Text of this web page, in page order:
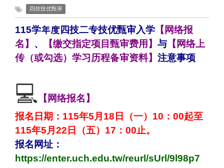
四技技优甄审
115学年度四技二专技优甄审入学 【网络报
名】 、 【缴交指定项目甄审费用】 与 【网络上
传（或勾选）学习历程备审资料】 注意事项
💻 【网络报名】
报名日期：115年5月18日（一）10：00起至
115年5月22日（五）17：00止。
报名网址：
https://enter.uch.edu.tw/reurl/sUrl/9l98p7